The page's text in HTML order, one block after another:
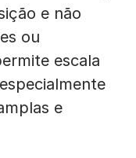
e não
ou
escala
e